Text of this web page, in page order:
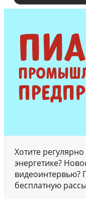
Хотите
энергетике?
видеоинтервью?
бесплатную